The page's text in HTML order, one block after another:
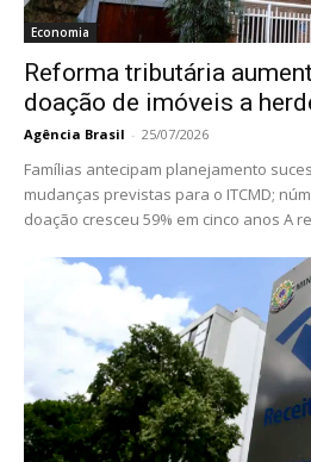
Economia
Reforma tributária
doação de imóveis a
Agência Brasil - 25/07/2026
Famílias antecipam planejamento
mudanças previstas para o ITCMD;
doação cresceu 59% em cinco anos A